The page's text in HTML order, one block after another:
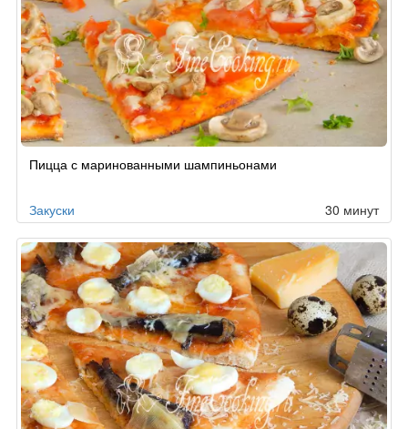
Пицца с маринованными шампиньонами
Закуски 30 минут